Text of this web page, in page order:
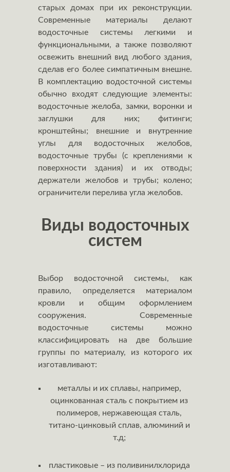
старых домах при их реконструкции.
Современные материалы делают
водосточные системы легкими и
функциональными, а также позволяют
освежить внешний вид любого здания,
сделав его более симпатичным внешне.
В комплектацию водосточной системы
обычно входят следующие элементы:
водосточные желоба, замки, воронки и
заглушки для них; фитинги;
кронштейны; внешние и внутренние
углы для водосточных желобов,
водосточные трубы (с креплениями к
поверхности здания) и их отводы;
держатели желобов и трубы; колено;
ограничители перелива угла желобов.
Виды водосточных
систем
Выбор водосточной системы, как
правило, определяется материалом
кровли и общим оформлением
сооружения. Современные
водосточные системы можно
классифицировать на две большие
группы по материалу, из которого их
изготавливают:
металлы и их сплавы, например,
оцинкованная сталь с покрытием из
полимеров, нержавеющая сталь,
титано-цинковый сплав, алюминий и
т.д;
пластиковые – из поливинилхлорида